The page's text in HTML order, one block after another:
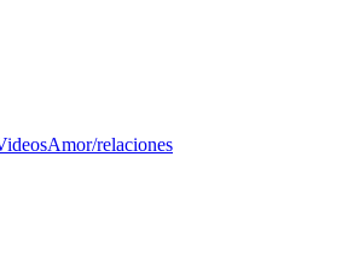
Amor/relaciones